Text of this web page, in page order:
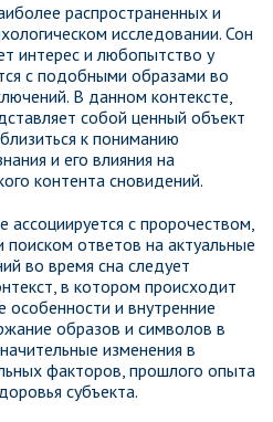
распространенных и
исследовании. Сон
интерес и любопытство у
с подобными образами во
В данном контексте,
собой ценный объект
к пониманию
и его влияния на
контента сновидений.
ассоциируется с пророчеством,
ответов на актуальные
во время сна следует
в котором происходит
и внутренние
образов и символов в
изменения в
факторов, прошлого опыта
субъекта.